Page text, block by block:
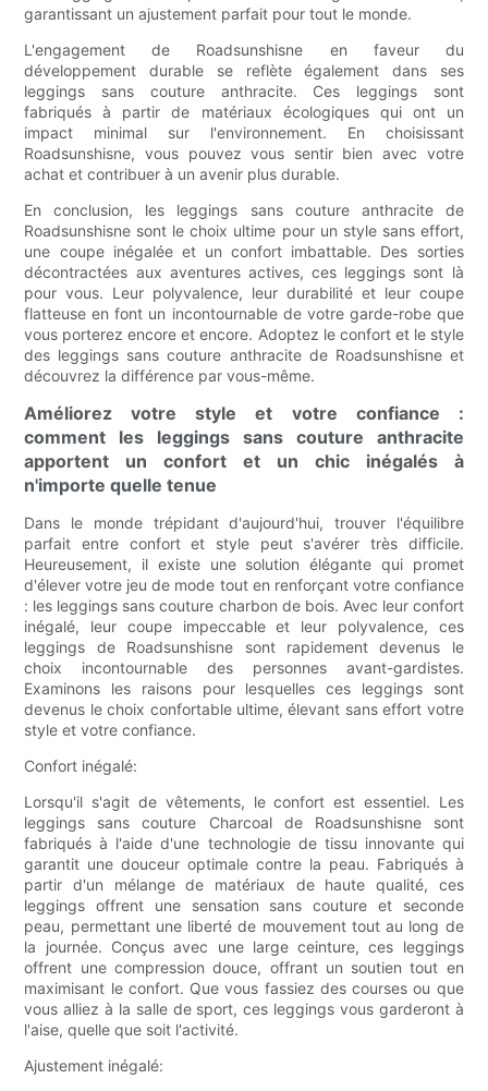
garantissant un ajustement parfait pour tout le monde.
L'engagement de Roadsunshisne en faveur du
développement durable se reflète également dans ses
leggings sans couture anthracite. Ces leggings sont
fabriqués à partir de matériaux écologiques qui ont un
impact minimal sur l'environnement. En choisissant
Roadsunshisne, vous pouvez vous sentir bien avec votre
achat et contribuer à un avenir plus durable.
En conclusion, les leggings sans couture anthracite de
Roadsunshisne sont le choix ultime pour un style sans effort,
une coupe inégalée et un confort imbattable. Des sorties
décontractées aux aventures actives, ces leggings sont là
pour vous. Leur polyvalence, leur durabilité et leur coupe
flatteuse en font un incontournable de votre garde-robe que
vous porterez encore et encore. Adoptez le confort et le style
des leggings sans couture anthracite de Roadsunshisne et
découvrez la différence par vous-même.
Améliorez votre style et votre confiance :
comment les leggings sans couture anthracite
apportent un confort et un chic inégalés à
n'importe quelle tenue
Dans le monde trépidant d'aujourd'hui, trouver l'équilibre
parfait entre confort et style peut s'avérer très difficile.
Heureusement, il existe une solution élégante qui promet
d'élever votre jeu de mode tout en renforçant votre confiance
: les leggings sans couture charbon de bois. Avec leur confort
inégalé, leur coupe impeccable et leur polyvalence, ces
leggings de Roadsunshisne sont rapidement devenus le
choix incontournable des personnes avant-gardistes.
Examinons les raisons pour lesquelles ces leggings sont
devenus le choix confortable ultime, élevant sans effort votre
style et votre confiance.
Confort inégalé:
Lorsqu'il s'agit de vêtements, le confort est essentiel. Les
leggings sans couture Charcoal de Roadsunshisne sont
fabriqués à l'aide d'une technologie de tissu innovante qui
garantit une douceur optimale contre la peau. Fabriqués à
partir d'un mélange de matériaux de haute qualité, ces
leggings offrent une sensation sans couture et seconde
peau, permettant une liberté de mouvement tout au long de
la journée. Conçus avec une large ceinture, ces leggings
offrent une compression douce, offrant un soutien tout en
maximisant le confort. Que vous fassiez des courses ou que
vous alliez à la salle de sport, ces leggings vous garderont à
l'aise, quelle que soit l'activité.
Ajustement inégalé: